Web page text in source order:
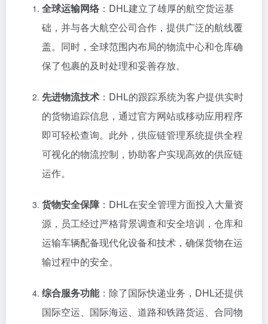
全球运输网络：DHL建立了雄厚的航空货运基
础，并与各大航空公司合作，提供广泛的航线覆
盖。同时，全球范围内布局的物流中心和仓库确
保了包裹的及时处理和妥善存放。
先进物流技术 ：DHL的跟踪系统为客户提供实时
的货物追踪信息，通过官方网站或移动应用程序
即可轻松查询。此外，供应链管理系统提供全程
可视化的物流控制，协助客户实现高效的供应链
运作。
货物安全保障 ：DHL在安全管理方面投入大量资
源，员工经过严格背景调查和安全培训，仓库和
运输车辆配备现代化设备和技术，确保货物在运
输过程中的安全。
综合服务功能：除了国际快递业务，DHL还提供
国际空运、国际海运、道路和铁路货运、合同物